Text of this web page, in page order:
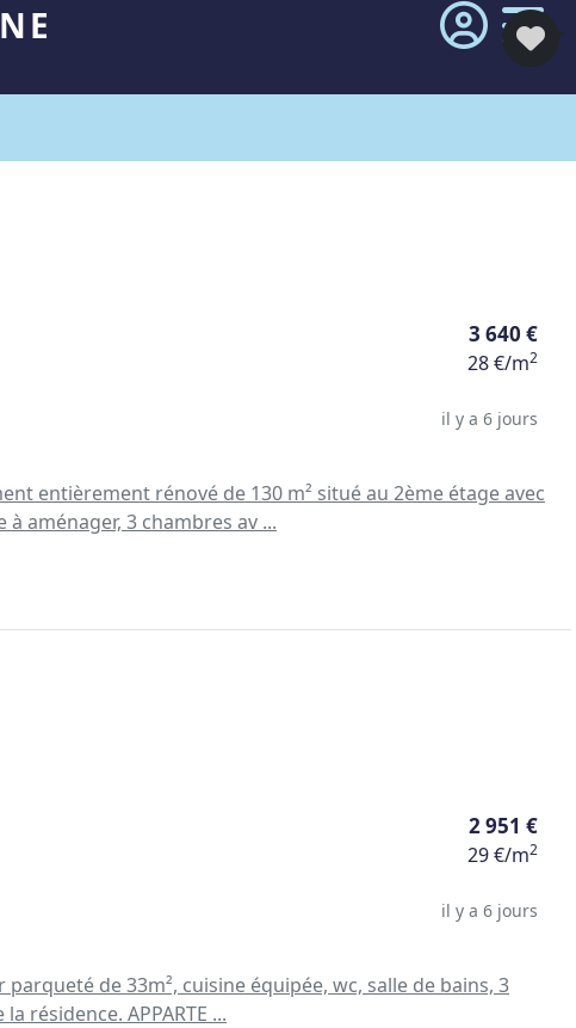
3 640 €
28 €/m2
il y a 6 jours
entièrement rénové de 130 m² situé au 2ème étage avec
aménager, 3 chambres av ...
2 951 €
29 €/m2
il y a 6 jours
de 33m², cuisine équipée, wc, salle de bains, 3
résidence. APPARTE ...